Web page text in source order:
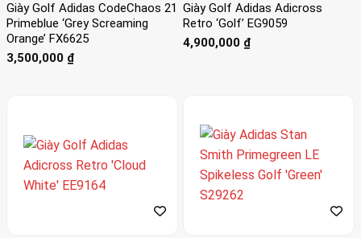
Giày Golf Adidas CodeChaos 21
Primeblue ‘Grey Screaming
Orange’ FX6625
3,500,000 ₫
Giày Golf Adidas Adicross
Retro ‘Golf’ EG9059
4,900,000 ₫